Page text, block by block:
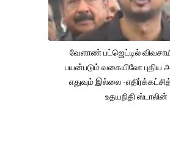
வேளாண் பட்ஜெட்டில்
பயன்படும் வகையிலோ புதிய
எதுவும் இல்லை -
உதயநிதி ஸ்டாலின்